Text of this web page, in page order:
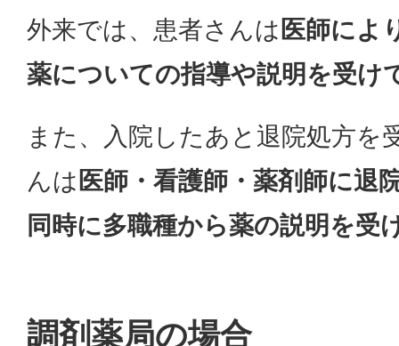
外来では、患者さんは 医師によ
薬についての指導や説明を受け
また、入院したあと退院処方を
んは 医師・看護師・薬剤師に退
同時に多職種から薬の説明を受
調剤薬局の場合